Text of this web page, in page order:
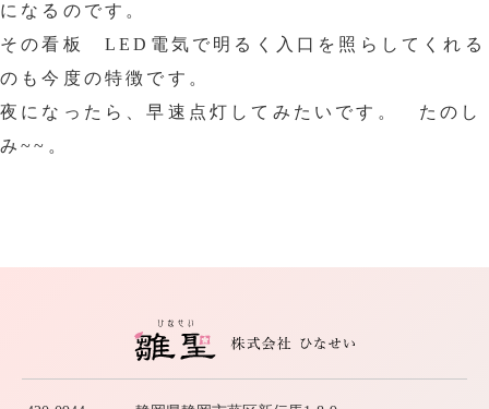
になるのです。
その看板 LED電気で明るく入口を照らしてくれる
のも今度の特徴です。
夜になったら、早速点灯してみたいです。 たのし
み~~。